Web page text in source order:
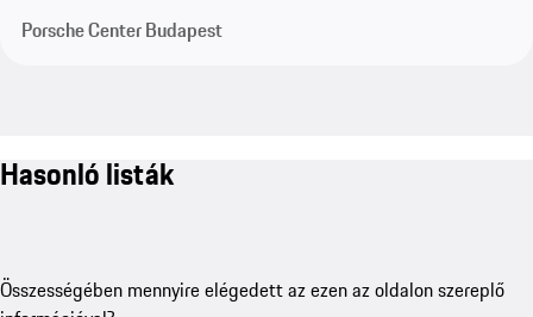
Porsche Center Budapest
Hasonló listák
Összességében mennyire elégedett az ezen az oldalon szereplő